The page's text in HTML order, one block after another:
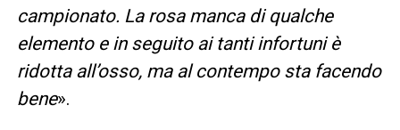
campionato. La rosa manca di qualche
elemento e in seguito ai tanti infortuni è
ridotta all’osso, ma al contempo sta facendo
bene».